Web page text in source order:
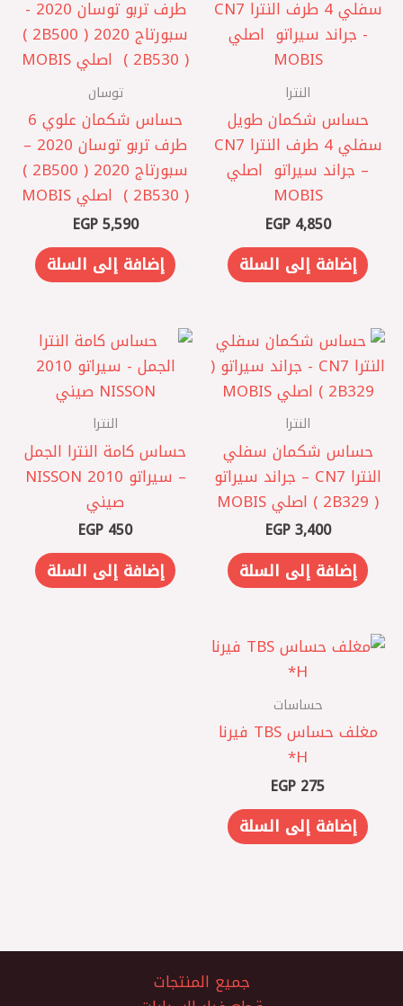
النترا
حساس شكمان طويل
سفلي 4 طرف النترا CN7
– جراند سيراتو ‏ اصلي
MOBIS
EGP4,850
إضافة إلى السلة
توسان
حساس شكمان علوي 6
طرف تربو توسان 2020 –
سبورتاج 2020 ( 2B500 )
( 2B530 ) ‏ اصلي MOBIS
EGP5,590
إضافة إلى السلة
النترا
حساس شكمان سفلي
النترا CN7 – جراند سيراتو
( 2B329 ) اصلي MOBIS
EGP3,400
إضافة إلى السلة
النترا
حساس كامة النترا الجمل
– سيراتو 2010 NISSON
صيني
EGP 450
إضافة إلى السلة
حساسات
مغلف حساس TBS فيرنا
EGP 275
إضافة إلى السلة
جميع المنتجات